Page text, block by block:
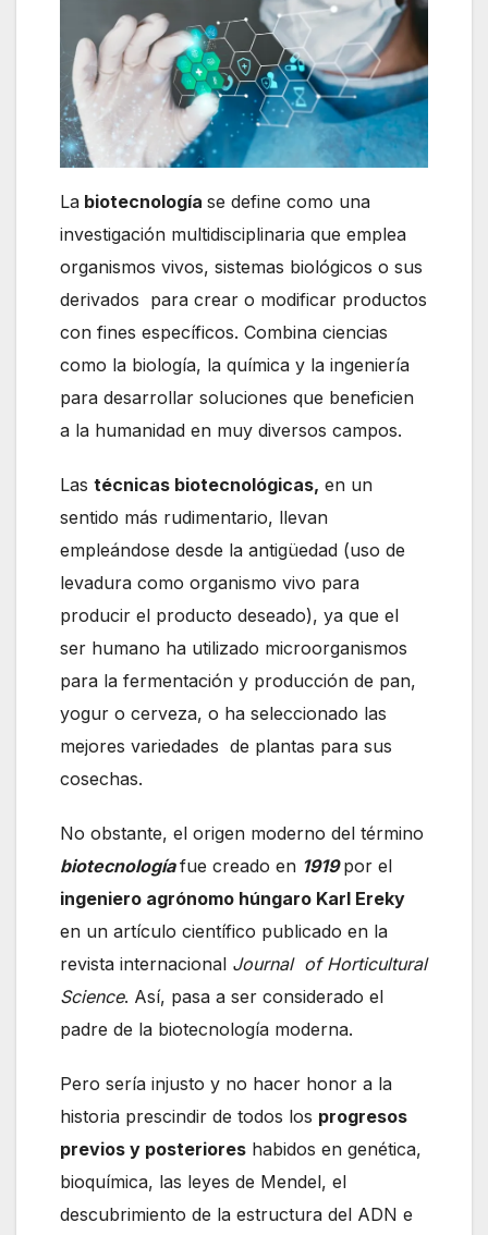
La biotecnología se define como una
investigación multidisciplinaria que emplea
organismos vivos, sistemas biológicos o sus
derivados para crear o modificar productos
con fines específicos. Combina ciencias
como la biología, la química y la ingeniería
para desarrollar soluciones que beneficien
a la humanidad en muy diversos campos.
Las técnicas biotecnológicas, en un
sentido más rudimentario, llevan
empleándose desde la antigüedad (uso de
levadura como organismo vivo para
producir el producto deseado), ya que el
ser humano ha utilizado microorganismos
para la fermentación y producción de pan,
yogur o cerveza, o ha seleccionado las
mejores variedades de plantas para sus
cosechas.
No obstante, el origen moderno del término
biotecnologíafue creado en 1919por el
ingeniero agrónomo húngaro Karl Ereky
en un artículo científico publicado en la
revista internacional Journal of Horticultural
Science. Así, pasa a ser considerado el
padre de la biotecnología moderna.
Pero sería injusto y no hacer honor a la
historia prescindir de todos los progresos
previos y posteriores habidos en genética,
bioquímica, las leyes de Mendel, el
descubrimiento de la estructura del ADN e